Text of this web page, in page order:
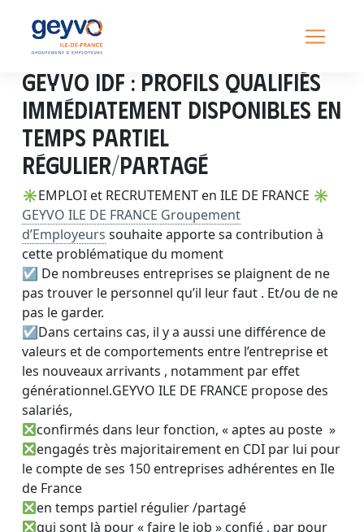
GEYVO IDF : Profils qualifiés
immédiatement disponibles en
temps partiel
régulier/partagé
✳EMPLOI et RECRUTEMENT en ILE DE FRANCE ✳
GEYVO ILE DE FRANCE Groupement
d’Employeurs souhaite apporte sa contribution à
cette problématique du moment
☑ De nombreuses entreprises se plaignent de ne
pas trouver le personnel qu’il leur faut . Et/ou de ne
pas le garder.
☑Dans certains cas, il y a aussi une différence de
valeurs et de comportements entre l’entreprise et
les nouveaux arrivants , notamment par effet
générationnel.GEYVO ILE DE FRANCE propose des
salariés,
confirmés dans leur fonction, « aptes au poste »
engagés très majoritairement en CDI par lui pour
le compte de ses 150 entreprises adhérentes en Ile
de France
en temps partiel régulier /partagé
qui sont là pour « faire le job » confié , par pour